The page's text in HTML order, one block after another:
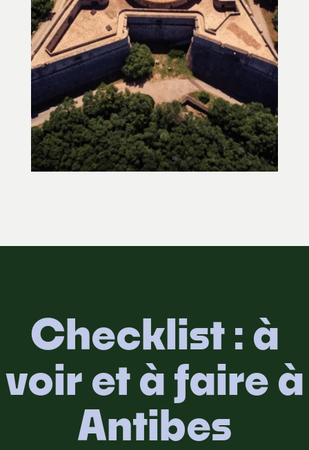
Checklist : à
voir et à faire à
Antibes